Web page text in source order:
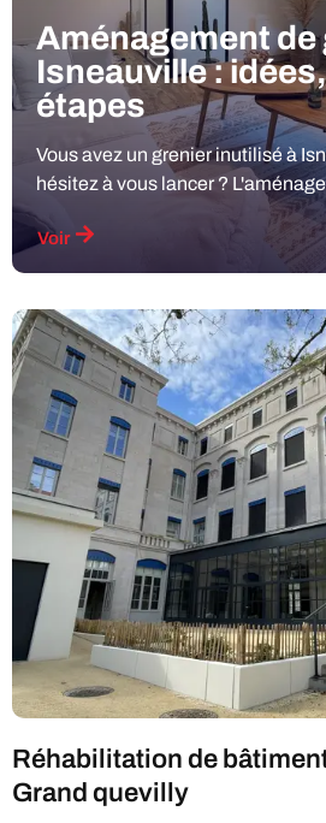
Aménagement de
Isneauville :
étapes
Vous avez un grenier inutilisé à
hésitez à vous lancer ?
Voir
Réhabilitation de
Grand quevilly